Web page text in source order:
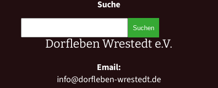
Suche
Dorfleben Wrestedt e.V.
Email:
info@dorfleben-wrestedt.de